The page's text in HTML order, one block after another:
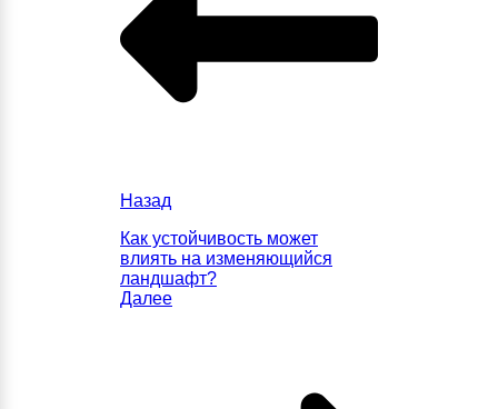
Назад
Как устойчивость может
влиять на изменяющийся
ландшафт?
Далее